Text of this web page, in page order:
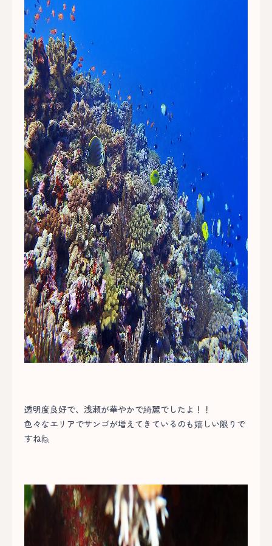
透明度良好で、浅瀬が華やかで綺麗でしたよ！！
色々なエリアでサンゴが増えてきているのも嬉しい限りで
すね🙋